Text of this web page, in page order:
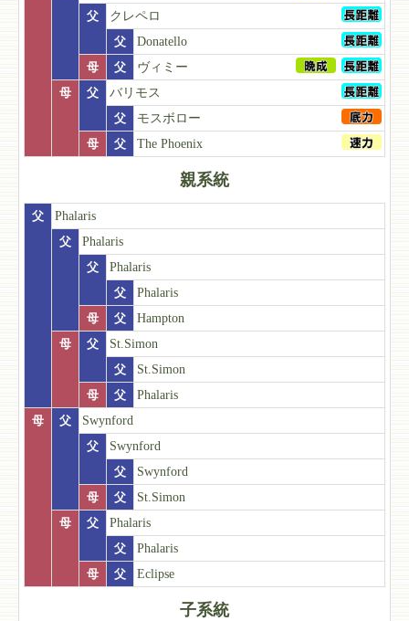
父
クレペロ
父
Donatello
母
父
ヴィミー
母
父
バリモス
父
モスボロー
母
父 The Phoenix
親系統
父
Phalaris
父
Phalaris
父
Phalaris
父
Phalaris
母
父
Hampton
母
父
St.Simon
父
St.Simon
母
父
Phalaris
母
父
Swynford
父
Swynford
父
Swynford
母
父
St.Simon
母
父
Phalaris
父
Phalaris
母
父 Eclipse
子系統